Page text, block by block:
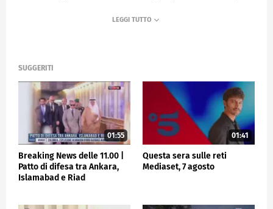
Russia, sventato attacco ucraino. Retribuzioni, Istat:
MEDIASET
SUGGERITI
01:55
Breaking News delle 11.00 |
Patto di difesa tra Ankara,
Islamabad e Riad
01:41
Questa sera sulle reti
Mediaset, 7 agosto